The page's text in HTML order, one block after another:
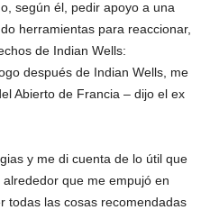
según él, pedir apoyo a una
herramientas para reaccionar,
de Indian Wells:
después de Indian Wells, me
Abierto de Francia – dijo el ex
y me di cuenta de lo útil que
que me empujó en
todas las cosas recomendadas